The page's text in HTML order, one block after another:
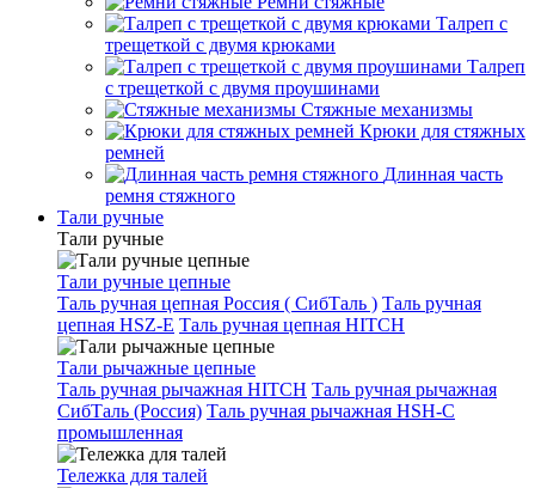
Талреп с
трещеткой с двумя крюками
Талреп
с трещеткой с двумя проушинами
Стяжные механизмы
Крюки для стяжных
ремней
Длинная часть
ремня стяжного
Тали ручные
Тали ручные
Тали ручные цепные
Таль ручная цепная Россия ( СибТаль ) Таль ручная
цепная HSZ-E Таль ручная цепная HITCH
Тали рычажные цепные
Таль ручная рычажная HITCH Таль ручная рычажная
СибТаль (Россия) Таль ручная рычажная HSH-C
промышленная
Тележка для талей